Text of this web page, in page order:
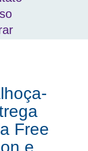
Free
e